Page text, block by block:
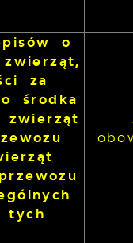
o
za
środka
tych